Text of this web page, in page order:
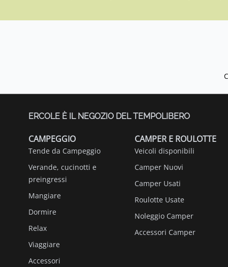
ERCOLE È IL NEGOZIO DEL TEMPOLIBERO
CAMPEGGIO
Tende da Campeggio
Verande, cucinotti e
preingressi
Mangiare
Dormire
Relax
Viaggiare
Accessori
CAMPER E ROULOTTE
Veicoli disponibili
Camper Nuovi
Camper Usati
Roulotte Usate
Noleggio Camper
Accessori Camper